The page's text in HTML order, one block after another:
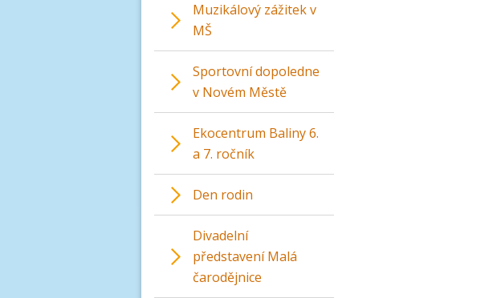
Muzikálový zážitek v
MŠ
Sportovní dopoledne
v Novém Městě
Ekocentrum Baliny 6.
a 7. ročník
Den rodin
Divadelní
představení Malá
čarodějnice